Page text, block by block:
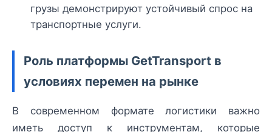
грузы демонстрируют устойчивый спрос на
транспортные услуги.
Роль платформы GetTransport в
условиях перемен на рынке
В современном формате логистики важно
иметь доступ к инструментам, которые